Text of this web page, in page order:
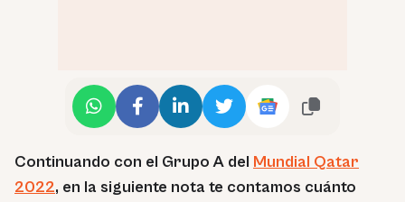
Continuando con el Grupo A del Mundial Qatar
2022, en la siguiente nota te contamos cuánto